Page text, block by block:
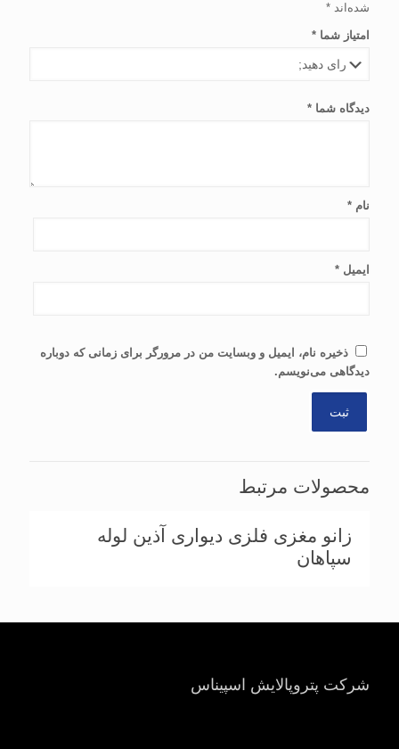
شده‌اند *
امتیاز شما *
دیدگاه شما *
نام *
ایمیل *
ذخیره نام، ایمیل و وبسایت من در مرورگر برای زمانی که دوباره
دیدگاهی می‌نویسم.
محصولات مرتبط
زانو مغزی فلزی دیواری آذین لوله
سپاهان
شرکت پتروپالایش اسپیناس